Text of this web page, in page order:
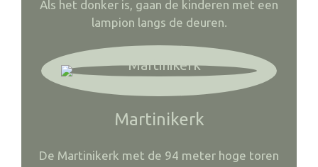
Als het donker is, gaan de kinderen met een
lampion langs de deuren.
Martinikerk
De Martinikerk met de 94 meter hoge toren